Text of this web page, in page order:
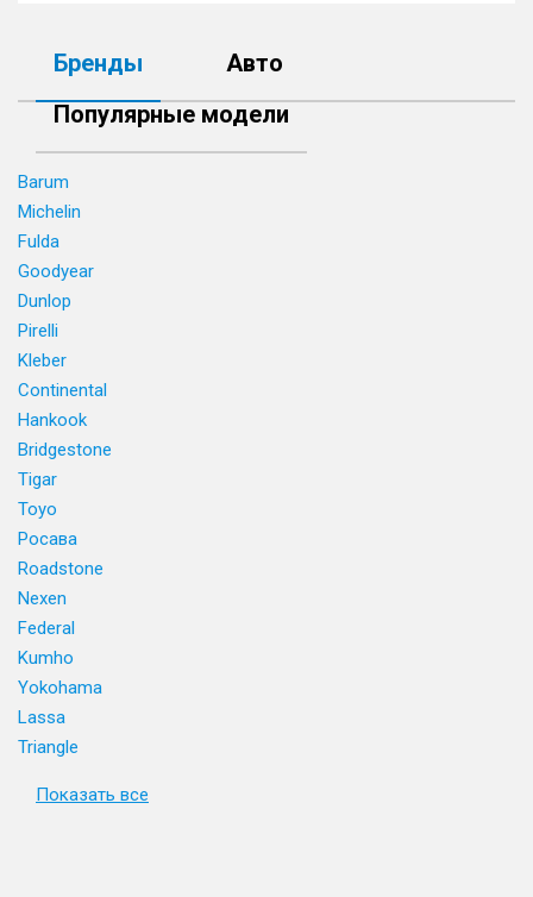
Бренды
Авто
Популярные модели
Barum
Michelin
Fulda
Goodyear
Dunlop
Pirelli
Kleber
Continental
Hankook
Bridgestone
Tigar
Toyo
Росава
Roadstone
Nexen
Federal
Kumho
Yokohama
Lassa
Triangle
Показать все